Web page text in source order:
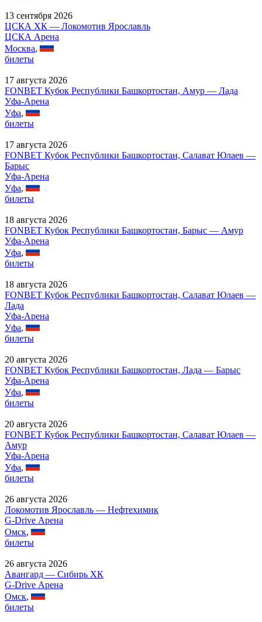
13 сентября 2026
ЦСКА ХК — Локомотив Ярославль
ЦСКА Арена
Москва,
билеты
17 августа 2026
FONBET Кубок Республики Башкортостан, Амур — Лада
Уфа-Арена
Уфа,
билеты
17 августа 2026
FONBET Кубок Республики Башкортостан, Салават Юлаев —
Барыс
Уфа-Арена
Уфа,
билеты
18 августа 2026
FONBET Кубок Республики Башкортостан, Барыс — Амур
Уфа-Арена
Уфа,
билеты
18 августа 2026
FONBET Кубок Республики Башкортостан, Салават Юлаев —
Лада
Уфа-Арена
Уфа,
билеты
20 августа 2026
FONBET Кубок Республики Башкортостан, Лада — Барыс
Уфа-Арена
Уфа,
билеты
20 августа 2026
FONBET Кубок Республики Башкортостан, Салават Юлаев —
Амур
Уфа-Арена
Уфа,
билеты
26 августа 2026
Локомотив Ярославль — Нефтехимик
G-Drive Арена
Омск,
билеты
26 августа 2026
Авангард — Сибирь ХК
G-Drive Арена
Омск,
билеты